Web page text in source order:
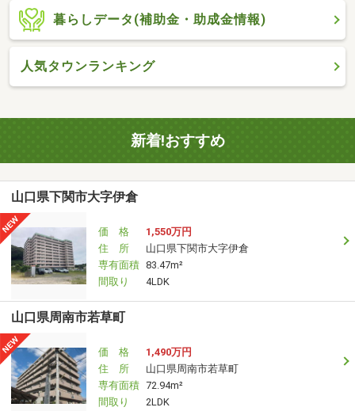
暮らしデータ(補助金・助成金情報)
人気タウンランキング
新着!おすすめ
山口県下関市大字伊倉
価 格
1,550万円
住 所
山口県下関市大字伊倉
専有面積 83.47m²
間取り
4LDK
山口県周南市若草町
価 格
1,490万円
住 所
山口県周南市若草町
専有面積 72.94m²
間取り
2LDK